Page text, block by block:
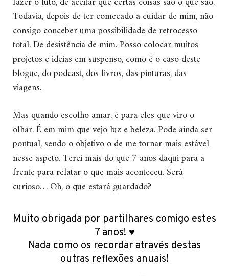
Todavia, depois de ter começado a cuidar de mim, não
consigo conceber uma possibilidade de retrocesso
total. De desistência de mim. Posso colocar muitos
projetos e ideias em suspenso, como é o caso deste
blogue, do podcast, dos livros, das pinturas, das
viagens.
Mas quando escolho amar, é para eles que viro o
olhar. É em mim que vejo luz e beleza. Pode ainda ser
pontual, sendo o objetivo o de me tornar mais estável
nesse aspeto. Terei mais do que 7 anos daqui para a
frente para relatar o que mais aconteceu. Será
curioso… Oh, o que estará guardado?
Muito obrigada por partilhares comigo estes
7 anos! ♥
Nada como os recordar através destas
outras reflexões anuais!